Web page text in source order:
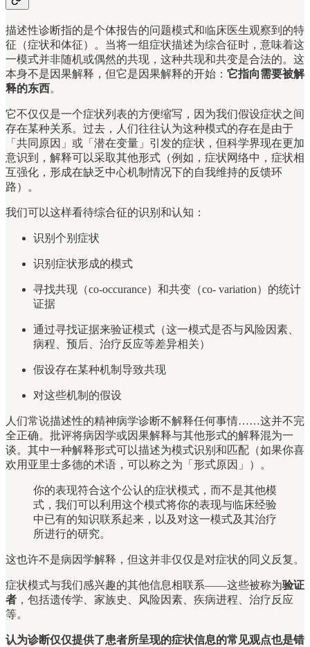
描述性诊断指的是个体报告的问题模式和临床医生观察到的特
征（症状和体征）。当将一组症状描述为综合征时，意味着这
一模式并非随机或偶然的共现，这种共现和共变是合法的。这
本身不是因果解释，但它是因果解释的开始： 它指向需要被解
释的东西。
它不仅仅是一个症状列表的方便缩写，因为我们假设症状之间
存在某种关系。过去，人们往往认为这种模式的存在是由于
「共同原因」或「潜在变量」引发的症状，但科学界现在更加
意识到，解释可以采取其他形式（例如，症状网络中，症状相
互强化，形成在缺乏中心机制情况下的自我维持的反馈环
路）。
我们可以这样看待综合征的识别和认知：
识别个别症状
识别症状形成的模式
寻找共现（co-occurance）和共变（co- variation）的统计
证据
通过寻找证据来验证模式（这一模式是否与风险因素、
病程、预后、治疗反应等差异相关）
假设存在某种机制导致共现
对这些机制的假设
人们常说描述性的精神病学诊断不解释任何事情……这并不完
全正确。批评将病因学或因果解释与其他形式的解释混为一
谈。其中一种解释形式可以描述为模式识别和匹配（如果你喜
欢用亚里士多德的术语，可以称之为「形式原因」）。
你的表现符合这个公认的症状模式，而不是其他模
式，我们可以利用这个模式将你的表现与临床经验
中已有的知识联系起来，以及对这一模式及其治疗
所进行的研究。
这也许不是病因学解释，但这并非仅仅是对症状的同义反复。
症状模式与我们感兴趣的其他信息相联系——这些被称为验证
者 ，包括遗传学、家族史、风险因素、疾病进程、治疗反应
等。
认为诊断仅仅提供了患者所呈现的症状信息的常见观点也是错